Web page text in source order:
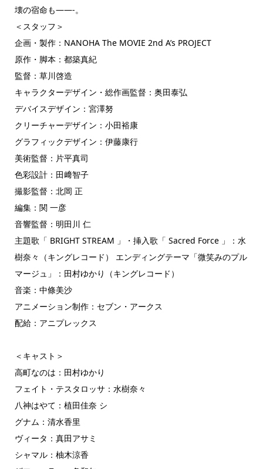
壊の宿命も——-。
＜スタッフ＞
企画・製作：NANOHA The MOVIE 2nd A’s PROJECT
原作・脚本：都築真紀
監督：草川啓造
キャラクターデザイン・総作画監督：奥田泰弘
デバイスデザイン：宮澤努
クリーチャーデザイン：小田裕康
グラフィックデザイン：伊藤康行
美術監督：片平真司
色彩設計：田﨑智子
撮影監督：北岡 正
編集：関 一彦
音響監督：明田川 仁
主題歌「 BRIGHT STREAM 」・挿入歌「 Sacred Force 」：水
樹奈々（キングレコード） エンディングテーマ「微笑みのプル
マージュ」：田村ゆかり（キングレコード）
音楽：中條美沙
アニメーション制作：セブン・アークス
配給：アニプレックス
＜キャスト＞
高町なのは：田村ゆかり
フェイト・テスタロッサ：水樹奈々
八神はやて：植田佳奈 シ
グナム：清水香里
ヴィータ：真田アサミ
シャマル：柚木涼香